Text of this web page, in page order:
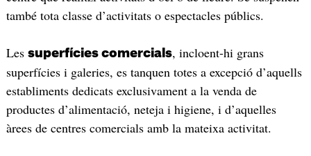
també tota classe d’activitats o espectacles públics.
Les superfícies comercials, incloent-hi grans
superfícies i galeries, es tanquen totes a excepció d’aquells
establiments dedicats exclusivament a la venda de
productes d’alimentació, neteja i higiene, i d’aquelles
àrees de centres comercials amb la mateixa activitat.